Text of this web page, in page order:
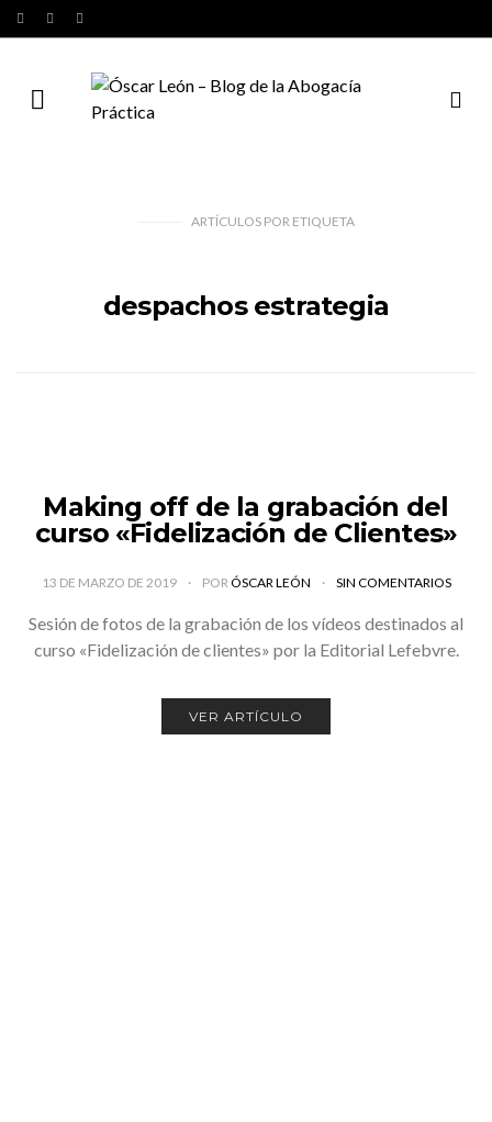
ARTÍCULOS PORETIQUETA
despachos estrategia
Making off de la grabación del
curso «Fidelización de Clientes»
13 DE MARZO DE 2019 PORÓSCAR LEÓN SIN COMENTARIOS
Sesión de fotos de la grabación de los vídeos destinados al
curso «Fidelización de clientes» por la Editorial Lefebvre.
VER ARTÍCULO